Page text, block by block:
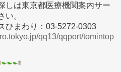
しは東京都医療機関案内サー
い。
ひまわり：03-5272-0303
qq13/qqport/tomintop